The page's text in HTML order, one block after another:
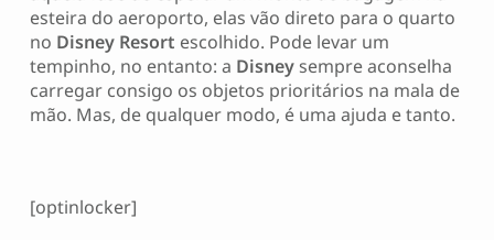
esteira do aeroporto, elas vão direto para o quarto
no Disney Resort escolhido. Pode levar um
tempinho, no entanto: a Disneysempre aconselha
carregar consigo os objetos prioritários na mala de
mão. Mas, de qualquer modo, é uma ajuda e tanto.
[optinlocker]